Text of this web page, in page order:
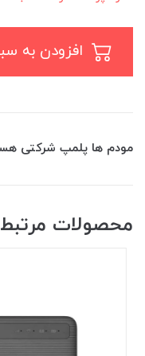
مودم ها پلمپ شرکتی
محصولات مرتبط